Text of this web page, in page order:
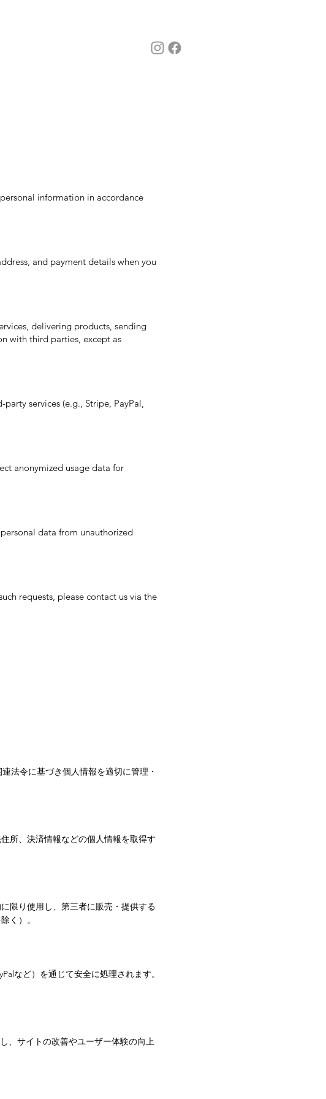
information in accordance
and payment details when you
delivering products, sending
with third parties, except as
services (e.g., Stripe, PayPal,
anonymized usage data for
data from unauthorized
requests, please contact us via the
法令に基づき個人情報を適切に管理・
所、決済情報などの個人情報を取得す
限り使用し、第三者に販売・提供する
く）。
など）を通じて安全に処理されます。
、サイトの改善やユーザー体験の向上